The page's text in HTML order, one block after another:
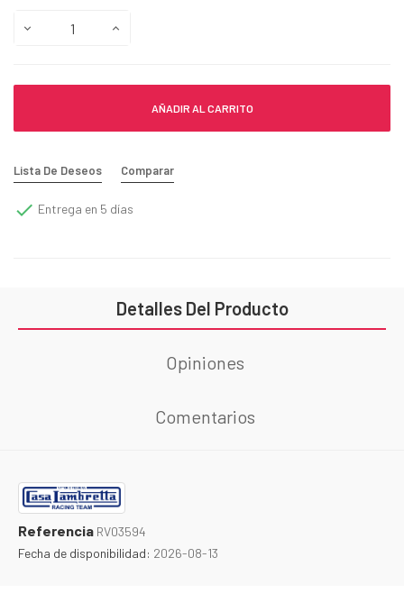
AÑADIR AL CARRITO
Lista De Deseos Comparar
 Entrega en 5 días
Detalles Del Producto
Opiniones
Comentarios
Referencia RV03594
Fecha de disponibilidad: 2026-08-13